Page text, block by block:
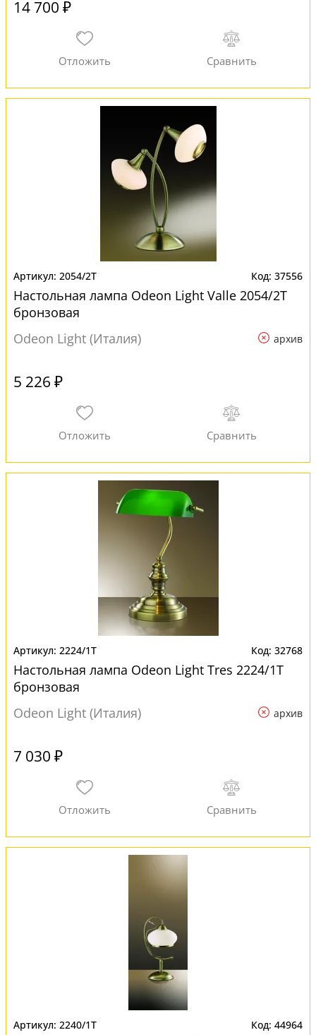
14 700 ₽
2054/2T 37556
Настольная лампа Odeon Light Valle 2054/2T
бронзовая
Odeon Light (Италия)
архив
5 226 ₽
2224/1T 32768
Настольная лампа Odeon Light Tres 2224/1T
бронзовая
Odeon Light (Италия)
архив
7 030 ₽
2240/1T 44964